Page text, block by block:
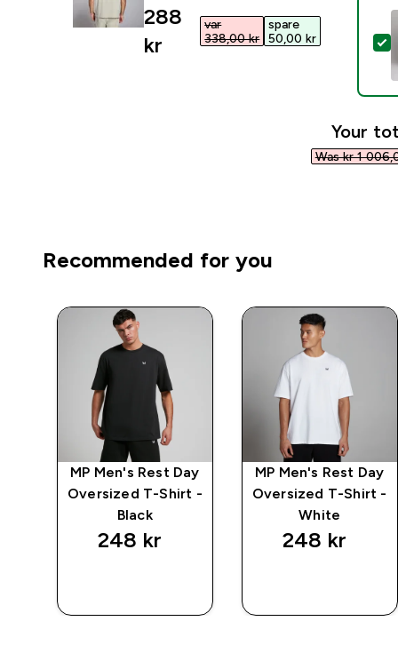
discounted price
288
kr‎
var
338,00 kr‎
spare
50,00 kr‎
Your
Was kr 1
Recommended for you
MP Men's Rest Day
Oversized T-Shirt -
Black
248 kr‎
MP Men's Rest Day
Oversized T-Shirt -
White
248 kr‎